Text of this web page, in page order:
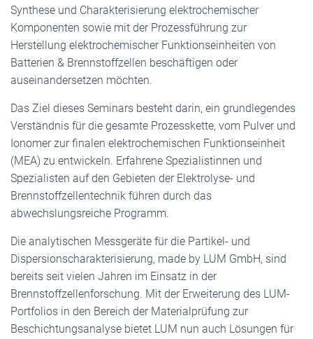
Synthese und Charakterisierung elektrochemischer
Komponenten sowie mit der Prozessführung zur
Herstellung elektrochemischer Funktionseinheiten von
Batterien & Brennstoffzellen beschäftigen oder
auseinandersetzen möchten.
Das Ziel dieses Seminars besteht darin, ein grundlegendes
Verständnis für die gesamte Prozesskette, vom Pulver und
Ionomer zur finalen elektrochemischen Funktionseinheit
(MEA) zu entwickeln. Erfahrene Spezialistinnen und
Spezialisten auf den Gebieten der Elektrolyse- und
Brennstoffzellentechnik führen durch das
abwechslungsreiche Programm.
Die analytischen Messgeräte für die Partikel- und
Dispersionscharakterisierung, made by LUM GmbH, sind
bereits seit vielen Jahren im Einsatz in der
Brennstoffzellenforschung. Mit der Erweiterung des LUM-
Portfolios in den Bereich der Materialprüfung zur
Beschichtungsanalyse bietet LUM nun auch Lösungen für